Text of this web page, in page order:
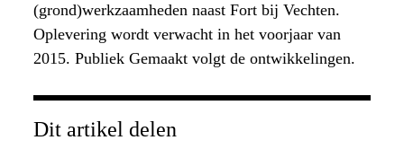
(grond)werkzaamheden naast Fort bij Vechten.
Oplevering wordt verwacht in het voorjaar van
2015. Publiek Gemaakt volgt de ontwikkelingen.
Dit artikel delen